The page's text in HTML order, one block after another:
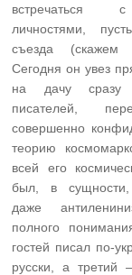
встречаться
личностями,
съезда (скажем
Сегодня он увез
на дачу сразу
писателей,
совершенно
теорию
всей его
был, в
даже
полного
гостей писал по-
русски, а третий